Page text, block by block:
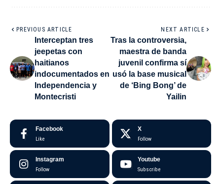
PREVIOUS ARTICLE
Interceptan tres
jeepetas con
haitianos
indocumentados en
Independencia y
Montecristi
NEXT ARTICLE
Tras la controversia,
maestra de banda
juvenil confirma sí
usó la base musical
de ‘Bing Bong’ de
Yailin
Facebook
Like
X
Follow
Instagram
Follow
Youtube
Subscribe